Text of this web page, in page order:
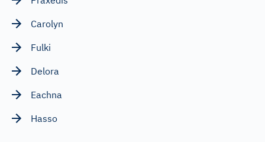
Carolyn
Fulki
Delora
Eachna
Hasso